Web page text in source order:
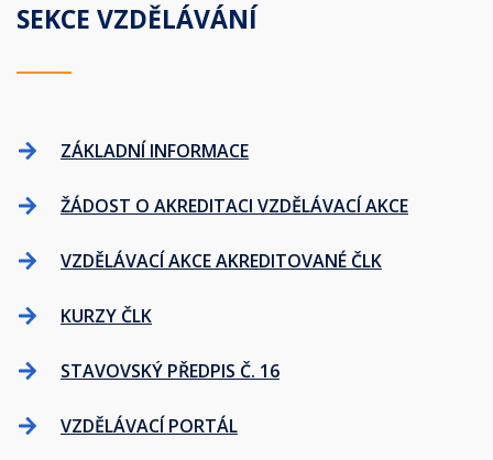
SEKCE VZDĚLÁVÁNÍ
ZÁKLADNÍ INFORMACE
ŽÁDOST O AKREDITACI VZDĚLÁVACÍ AKCE
VZDĚLÁVACÍ AKCE AKREDITOVANÉ ČLK
KURZY ČLK
STAVOVSKÝ PŘEDPIS Č. 16
VZDĚLÁVACÍ PORTÁL